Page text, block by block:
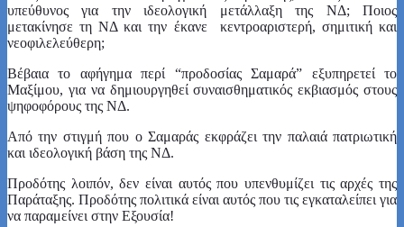
υπεύθυνος για την ιδεολογική μετάλλαξη της ΝΔ; Ποιος
μετακίνησε τη ΝΔ και την έκανε κεντροαριστερή, σημιτική και
νεοφιλελεύθερη;
Βέβαια το αφήγημα περί “προδοσίας Σαμαρά” εξυπηρετεί το
Μαξίμου, για να δημιουργηθεί συναισθηματικός εκβιασμός στους
ψηφοφόρους της ΝΔ.
Από την στιγμή που ο Σαμαράς εκφράζει την παλαιά πατριωτική
και ιδεολογική βάση της ΝΔ.
Προδότης λοιπόν, δεν είναι αυτός που υπενθυμίζει τις αρχές της
Παράταξης. Προδότης πολιτικά είναι αυτός που τις εγκαταλείπει για
να παραμείνει στην Εξουσία!